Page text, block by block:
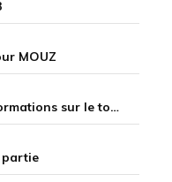
MOUZ
BLAST Open Porto : toutes les informations sur le tournoi
partie